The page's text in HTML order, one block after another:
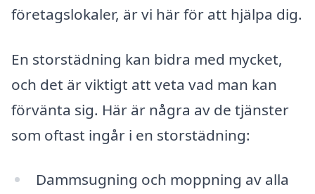
företagslokaler, är vi här för att hjälpa dig.
En storstädning kan bidra med mycket,
och det är viktigt att veta vad man kan
förvänta sig. Här är några av de tjänster
som oftast ingår i en storstädning:
Dammsugning och moppning av alla